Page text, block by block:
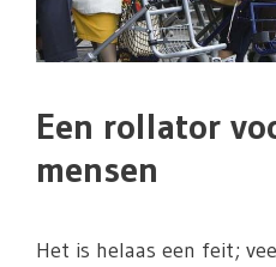
Een rollator
mensen
Het is helaas een feit;